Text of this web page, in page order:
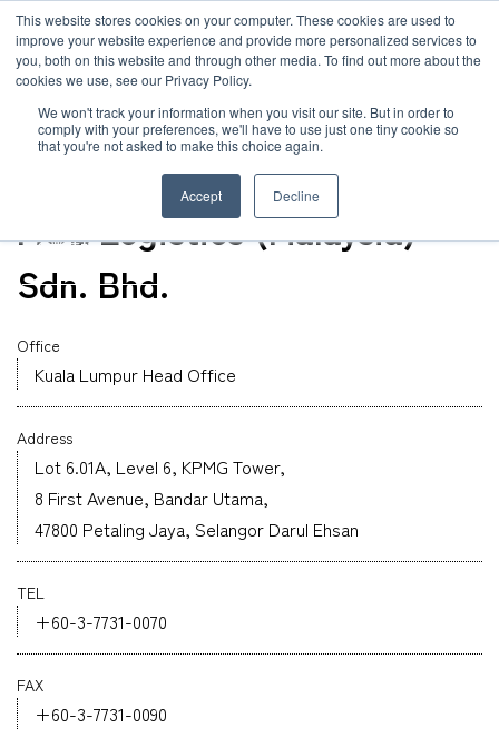
This website stores cookies on your computer. These cookies are used to
improve your website experience and provide more personalized services to
you, both on this website and through other media. To find out more about the
cookies we use, see our Privacy Policy.
We won't track your information when you visit our site. But in order to
comply with your preferences, we'll have to use just one tiny cookie so
that you're not asked to make this choice again.
Accept Decline
お知らせ
グローバルネットワーク
企業情報
サービス
お客様事例
グローバルネットワーク
サステナビリティ
企業情報
TOP グローバルネットワーク MOL Logistics (Malaysia) Sdn. Bhd.
オフィス
MOL Logistics (Malaysia)
Sdn. Bhd.
Office
Kuala Lumpur Head Office
Address
Lot 6.01A, Level 6, KPMG Tower,
8 First Avenue, Bandar Utama,
47800 Petaling Jaya, Selangor Darul Ehsan
TEL
+60-3-7731-0070
FAX
+60-3-7731-0090